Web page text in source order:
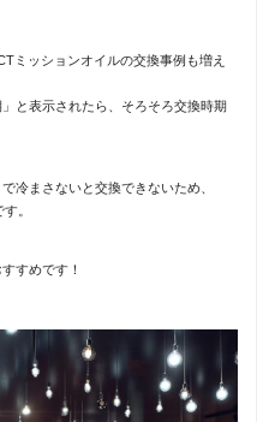
ミッションオイルの交換事例も増え
と表示されたら、そろそろ交換時期
冷まさないと交換できないため、
。
すめです！